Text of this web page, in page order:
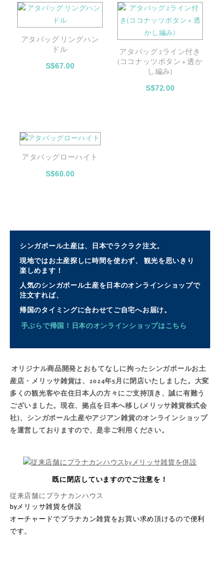
アタバッグ リングハン
ドル
S$67.00
アタバッグ 2ライン付き
(ココナッツボタン + 透か
し編み)
S$72.00
アタバッグローハイト
S$60.00
シンガポール土産は、日本でラクラク注文。
現地ではお土産探しに時間を使わず、 観光を思いきり
楽しめます！
人気のシンガポール土産を日本のオンラインショップで
注文すれば、
帰国のタイミングに合わせてご自宅へお届け。
手ぶらで帰国！日本のオンラインショップはこちら
オリジナル商品開発とおもてなしに拘ったシンガポールお土
産店・メリッサ雑貨は、2024年5月に閉店いたしました。大変
多くの観光客や在住日本人の方々にご支持頂き、誠に有難う
ございました。現在、拠点を日本へ移し(メリッサ雑貨株式会
社)、シンガポール土産やアジアン雑貨のオンラインショップ
を運営しておりますので、是非ご利用ください。
既に閉店していますのでご注意を！
従来店舗にプラナカンハウス
byメリッサ雑貨を併設
オーチャードでプラナカン雑貨をお買い求め頂けるので便利
です。